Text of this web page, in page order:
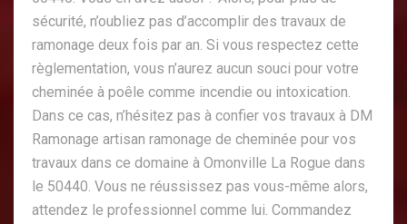
sécurité, n’oubliez pas d’accomplir des travaux de
ramonage deux fois par an. Si vous respectez cette
règlementation, vous n’aurez aucun souci pour votre
cheminée à poêle comme incendie ou intoxication.
Dans ce cas, n’hésitez pas à confier vos travaux à DM
Ramonage artisan ramonage de cheminée pour vos
travaux dans ce domaine à Omonville La Rogue dans
le 50440. Vous ne réussissez pas vous-même alors,
attendez le professionnel comme lui. Commandez